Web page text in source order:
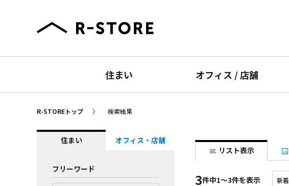
住まい オフィス /店舗
R-STOREトップ 検索結果
住まい オフィス・店舗
フリーワード
リスト表示
3件中1〜3件を表示